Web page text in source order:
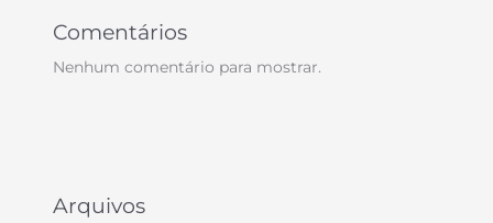
Comentários
Nenhum comentário para mostrar.
Arquivos